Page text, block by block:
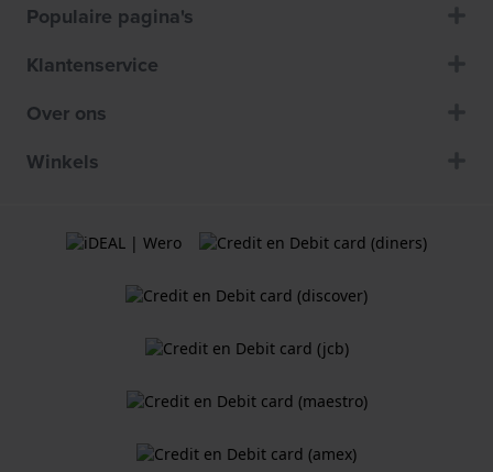
Populaire pagina's
Klantenservice
Over ons
Winkels